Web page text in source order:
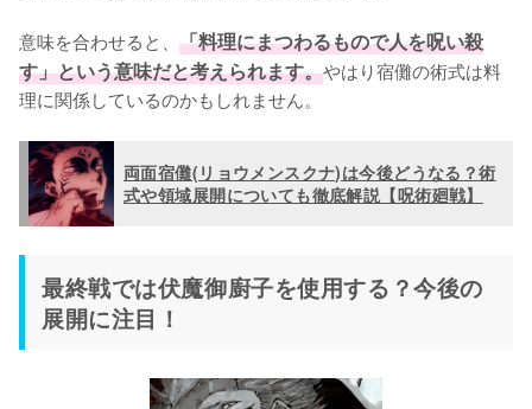
意味を合わせると、 「料理にまつわるもので人を呪い殺
す」という意味だと考えられます。やはり宿儺の術式は料
理に関係しているのかもしれません。
両面宿儺(リョウメンスクナ)は今後どうなる？術
式や領域展開についても徹底解説【呪術廻戦】
最終戦では伏魔御廚子を使用する？今後の
展開に注目！